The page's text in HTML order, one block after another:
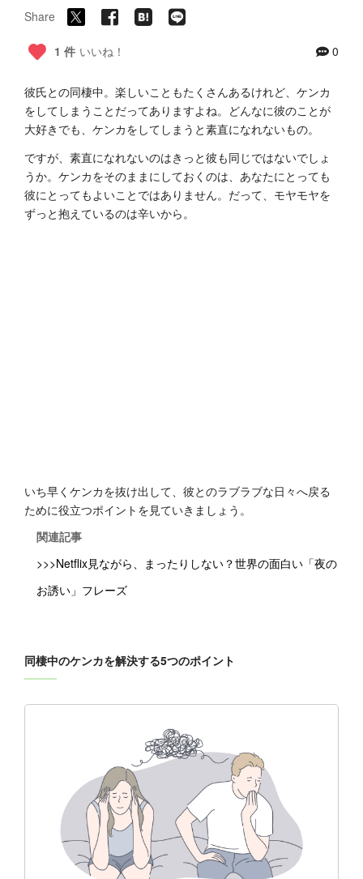
Share
1 件 いいね！ 0
彼氏との同棲中。楽しいこともたくさんあるけれど、ケンカ
をしてしまうことだってありますよね。どんなに彼のことが
大好きでも、ケンカをしてしまうと素直になれないもの。
ですが、素直になれないのはきっと彼も同じではないでしょ
うか。ケンカをそのままにしておくのは、あなたにとっても
彼にとってもよいことではありません。だって、モヤモヤを
ずっと抱えているのは辛いから。
いち早くケンカを抜け出して、彼とのラブラブな日々へ戻る
ために役立つポイントを見ていきましょう。
関連記事
>>>Netflix見ながら、まったりしない？世界の面白い「夜の
お誘い」フレーズ
同棲中のケンカを解決する5つのポイント